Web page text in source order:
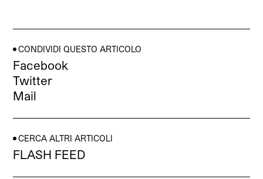
CONDIVIDI QUESTO ARTICOLO
Facebook
Twitter
Mail
CERCA ALTRI ARTICOLI
FLASH FEED